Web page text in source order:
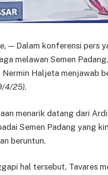
— Dalam konferensi pers
melawan Semen
Nermin Haljeta menjawab
4/25).
menarik datang dari
Semen Padang yang
beruntun.
hal tersebut, Tavares